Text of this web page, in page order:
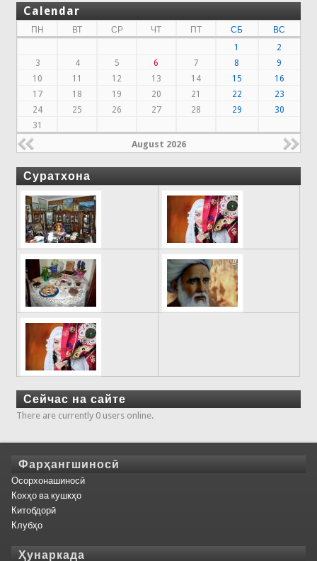
Calendar
ПН ВТ СР ЧТ ПТ СБ
ВС
1
2
3
4 5 6 7 8
9
10
11 12 13 14 15
16
17
18 19 20 21 22
23
24
25 26 27 28 29
30
31
August 2026
Суратхона
Сейчас на сайте
There are currently 0 users online.
Фарҳангшиносӣ
Осорхонашиносӣ
Кохҳо ва кушкҳо
Китобдорӣ
Клубҳо
Ҳунаркада